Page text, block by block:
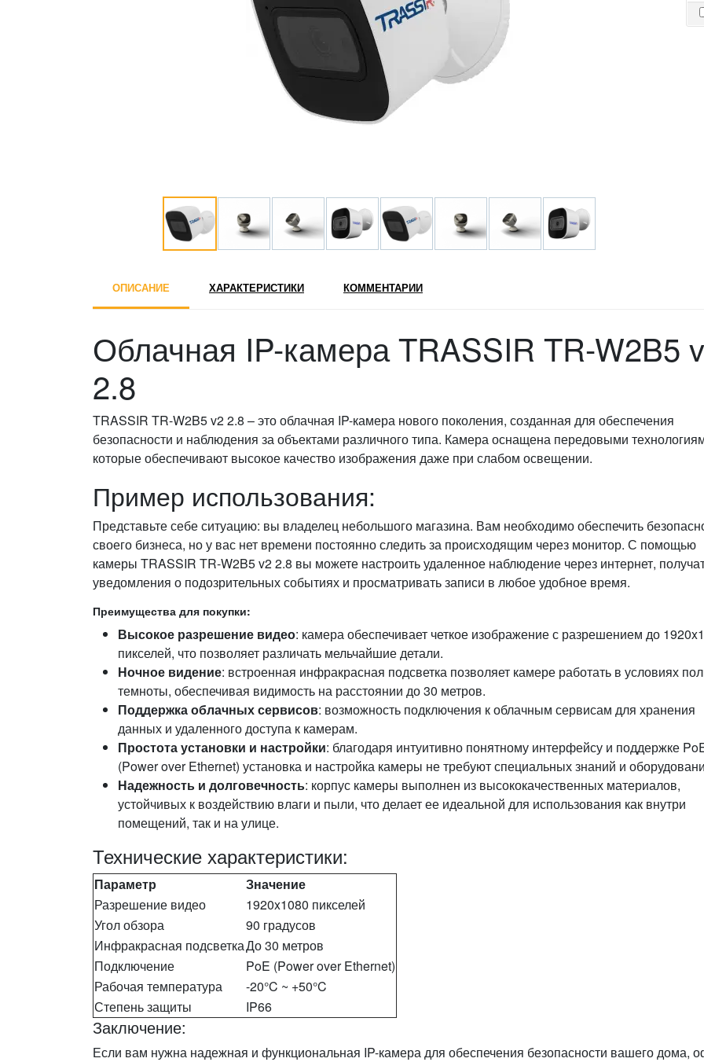
ОПИСАНИЕ ХАРАКТЕРИСТИКИ КОММЕНТАРИИ
Облачная IP-камера TRASSIR TR-W2B5
2.8
TRASSIR TR-W2B5 v2 2.8 – это облачная IP-камера нового поколения, созданная для обеспечения
безопасности и наблюдения за объектами различного типа. Камера оснащена передовыми
которые обеспечивают высокое качество изображения даже при слабом освещении.
Пример использования:
Представьте себе ситуацию: вы владелец небольшого магазина. Вам необходимо обеспечить
своего бизнеса, но у вас нет времени постоянно следить за происходящим через монитор. С помощью
камеры TRASSIR TR-W2B5 v2 2.8 вы можете настроить удаленное наблюдение через интернет,
уведомления о подозрительных событиях и просматривать записи в любое удобное время.
Преимущества для покупки:
Высокое разрешение видео: камера обеспечивает четкое изображение с разрешением до
пикселей, что позволяет различать мельчайшие детали.
Ночное видение: встроенная инфракрасная подсветка позволяет камере работать в условиях
темноты, обеспечивая видимость на расстоянии до 30 метров.
Поддержка облачных сервисов: возможность подключения к облачным сервисам для хранения
данных и удаленного доступа к камерам.
Простота установки и настройки: благодаря интуитивно понятному интерфейсу и поддержке
(Power over Ethernet) установка и настройка камеры не требуют специальных знаний и
Надежность и долговечность: корпус камеры выполнен из высококачественных материалов,
устойчивых к воздействию влаги и пыли, что делает ее идеальной для использования как внутри
помещений, так и на улице.
Технические характеристики:
Параметр
Значение
Разрешение видео
1920x1080 пикселей
Угол обзора
90 градусов
Инфракрасная подсветкаДо 30 метров
Подключение
PoE (Power over Ethernet)
Рабочая температура
-20°C ~ +50°C
Степень защиты
IP66
Заключение:
Если вам нужна надежная и функциональная IP-камера для обеспечения безопасности вашего дома,